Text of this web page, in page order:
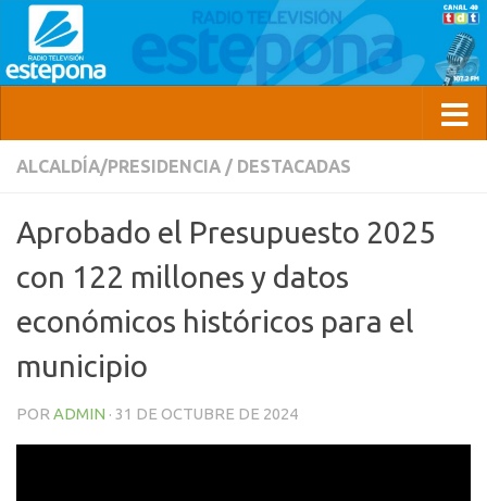
ALCALDÍA/PRESIDENCIA / DESTACADAS
Aprobado el Presupuesto 2025
con 122 millones y datos
económicos históricos para el
municipio
POR ADMIN · 31 DE OCTUBRE DE 2024